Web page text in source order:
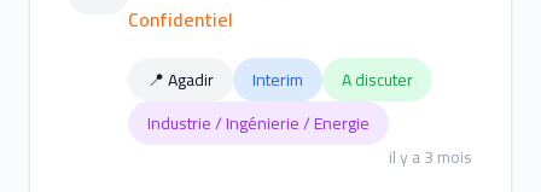
Confidentiel
📍 Agadir Interim
A discuter
Industrie / Ingénierie / Energie
il y a 3 mois